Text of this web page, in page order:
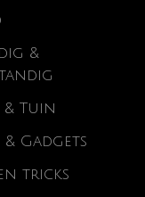
&
& Tuin
& Gadgets
tricks